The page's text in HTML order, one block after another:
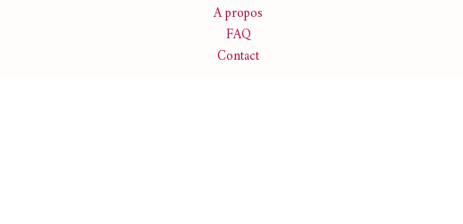
A propos
FAQ
Contact